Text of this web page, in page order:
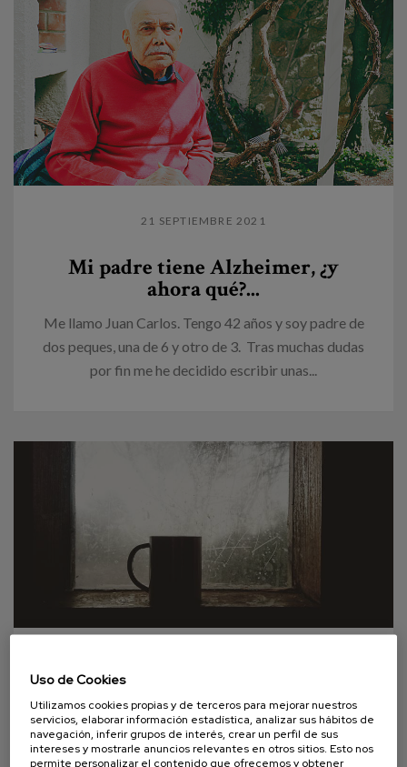
21 SEPTIEMBRE 2021
Mi padre tiene Alzheimer, ¿y
ahora qué?...
Me llamo Juan Carlos. Tengo 42 años y soy padre de
dos peques, una de 6 y otro de 3. Tras muchas dudas
por fin me he decidido escribir unas...
La ausencia de sed, otro descuido
de la demencia
Uso de Cookies
Utilizamos cookies propias y de terceros para mejorar nuestros
servicios, elaborar información estadística, analizar sus hábitos de
navegación, inferir grupos de interés, crear un perfil de sus
intereses y mostrarle anuncios relevantes en otros sitios. Esto nos
permite personalizar el contenido que ofrecemos y obtener